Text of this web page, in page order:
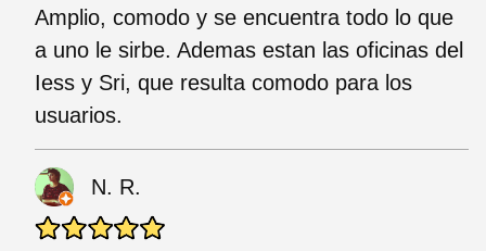
Amplio, comodo y se encuentra todo lo que
a uno le sirbe. Ademas estan las oficinas del
Iess y Sri, que resulta comodo para los
usuarios.
N. R.